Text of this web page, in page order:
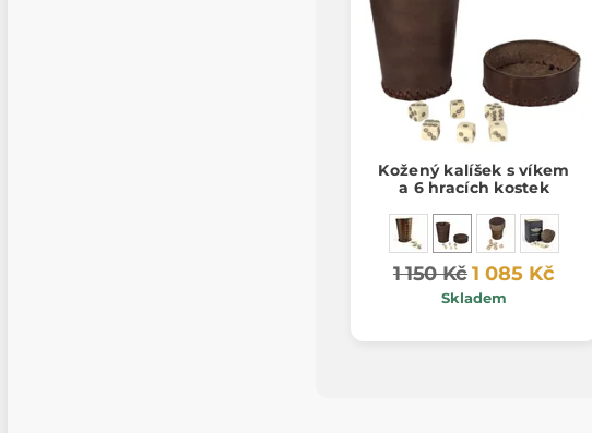
Kožený kalíšek s víkem
a 6 hracích kostek
1 150 Kč1 085 Kč
Skladem